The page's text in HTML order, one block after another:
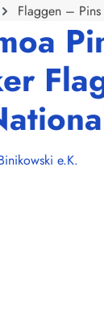
Flaggen – Pins
e.K.